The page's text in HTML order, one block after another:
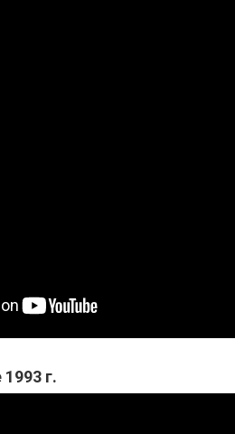
г.